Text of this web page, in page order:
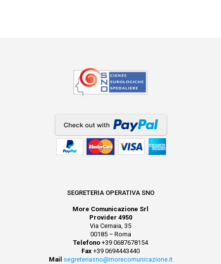
SEGRETERIA OPERATIVA SNO
More Comunicazione Srl
Provider 4950
Via Cernaia, 35
00185 – Roma
Telefono +39 0687678154
Fax +39 0694443440
Mail segreteriasno@morecomunicazione.it